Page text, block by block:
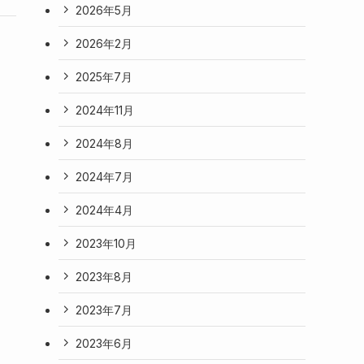
2026年5月
2026年2月
2025年7月
2024年11月
2024年8月
2024年7月
2024年4月
2023年10月
2023年8月
2023年7月
2023年6月